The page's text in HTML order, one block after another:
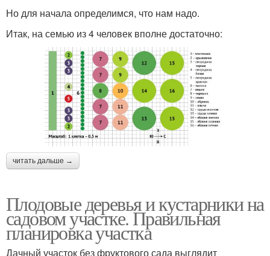
Но для начала определимся, что нам надо.
Итак, на семью из 4 человек вполне достаточно:
читать дальше →
Плодовые деревья и кустарники на
садовом участке. Правильная
планировка участка
Дачный участок без фруктового сада выглядит